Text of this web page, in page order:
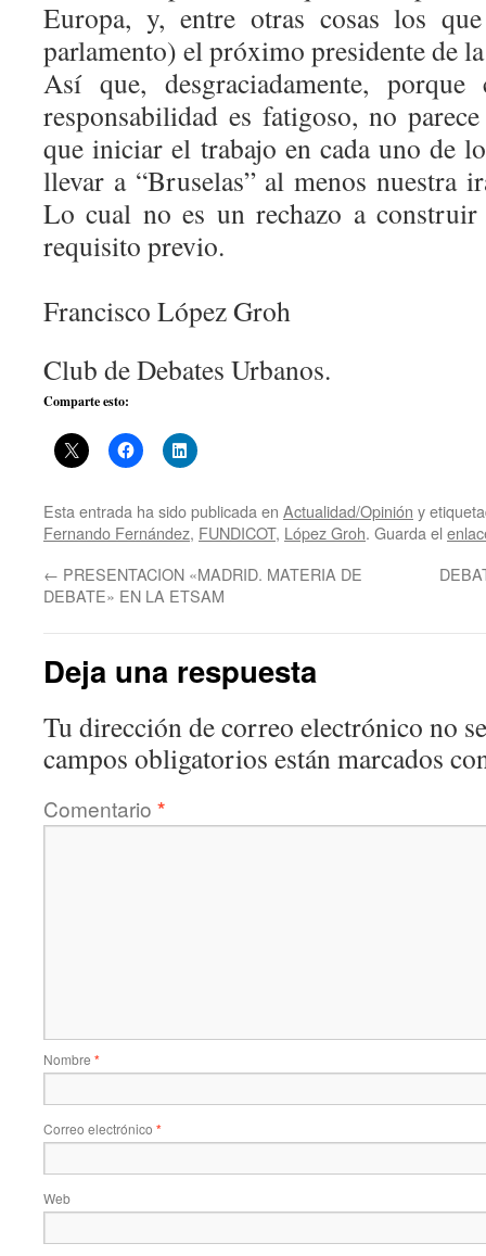
Europa, y, entre otras cosas los
parlamento) el próximo presidente de
Así que, desgraciadamente,
responsabilidad es fatigoso, no
que iniciar el trabajo en cada uno de
llevar a “Bruselas” al menos nuestra
Lo cual no es un rechazo a
requisito previo.
Francisco López Groh
Club de Debates Urbanos.
Comparte esto:
Esta entrada ha sido publicada en Actualidad/Opinión y
Fernando Fernández, FUNDICOT, López Groh. Guarda el
← PRESENTACION «MADRID. MATERIA DE
DEBATE» EN LA ETSAM
Deja una respuesta
Tu dirección de correo electrónico no
campos obligatorios están marcados
Comentario *
Nombre *
Correo electrónico *
Web